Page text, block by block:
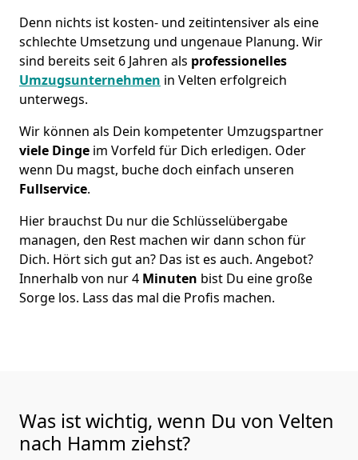
Denn nichts ist kosten- und zeitintensiver als eine
schlechte Umsetzung und ungenaue Planung. Wir
sind bereits seit 6 Jahren als professionelles
Umzugsunternehmen in Velten erfolgreich
unterwegs.
Wir können als Dein kompetenter Umzugspartner
viele Dinge im Vorfeld für Dich erledigen. Oder
wenn Du magst, buche doch einfach unseren
Fullservice.
Hier brauchst Du nur die Schlüsselübergabe
managen, den Rest machen wir dann schon für
Dich. Hört sich gut an? Das ist es auch. Angebot?
Innerhalb von nur 4 Minuten bist Du eine große
Sorge los. Lass das mal die Profis machen.
Was ist wichtig, wenn Du von Velten
nach Hamm ziehst?